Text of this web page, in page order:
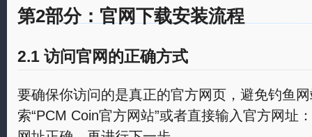
第2部分：官网下载安装流程
2.1 访问官网的正确方式
要确保你访问的是真正的官方网页，避免钓鱼
索“PCM Coin官方网站”或者直接输入官方网址